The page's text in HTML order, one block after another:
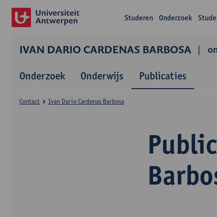
Studeren Onderzoek
IVAN DARIO CARDENAS BARBOSA
Onderzoek Onderwijs Publicaties
Contact Ivan Dario Cardenas Barbosa